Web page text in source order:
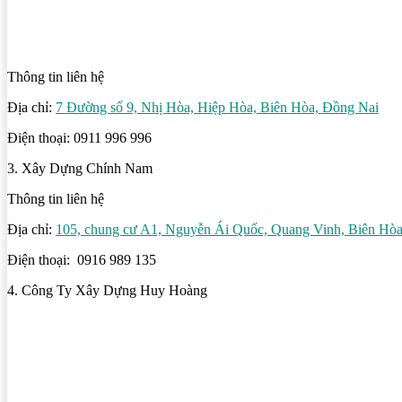
Thông tin liên hệ
Địa chỉ: 7 Đường số 9, Nhị Hòa, Hiệp Hòa, Biên Hòa, Đồng Nai
Điện thoại: 0911 996 996
3. Xây Dựng Chính Nam
Thông tin liên hệ
Địa chỉ: 105, chung cư A1, Nguyễn Ái Quốc, Quang Vinh, Biên
Điện thoại: 0916 989 135
4. Công Ty Xây Dựng Huy Hoàng